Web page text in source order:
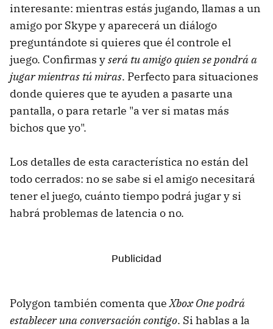
interesante: mientras estás jugando, llamas a un
amigo por Skype y aparecerá un diálogo
preguntándote si quieres que él controle el
juego. Confirmas yserá tu amigo quien se pondrá a
jugar mientras tú miras. Perfecto para situaciones
donde quieres que te ayuden a pasarte una
pantalla, o para retarle "a ver si matas más
bichos que yo".
Los detalles de esta característica no están del
todo cerrados: no se sabe si el amigo necesitará
tener el juego, cuánto tiempo podrá jugar y si
habrá problemas de latencia o no.
Polygon también comenta queXbox One podrá
establecer una conversación contigo. Si hablas a la